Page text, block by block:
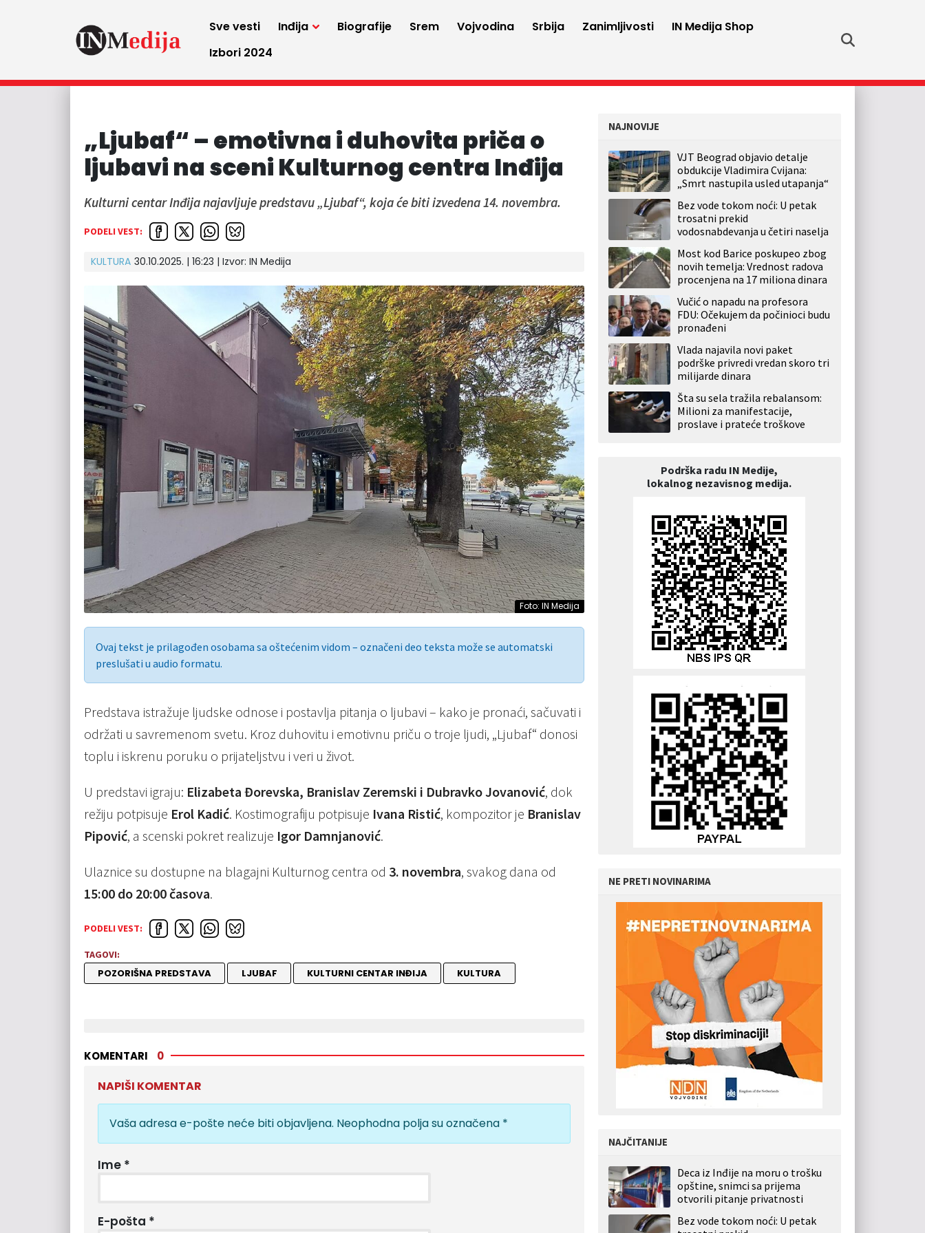
Sve vesti Inđija Biografije Srem Vojvodina Srbija Zanimljivosti
IN Medija Shop
Izbori 2024
„Ljubaf“ – emotivna i duhovita priča o
ljubavi na sceni Kulturnog centra Inđija
Kulturni centar Inđija najavljuje predstavu „Ljubaf“, koja će biti izvedena 14. novembra.
PODELI VEST:
KULTURA 30.10.2025. | 16:23 | Izvor: IN Medija
Foto: IN Medija
Ovaj tekst je prilagođen osobama sa oštećenim vidom – označeni deo teksta može se automatski
preslušati u audio formatu.
Predstava istražuje ljudske odnose i postavlja pitanja o ljubavi – kako je pronaći, sačuvati i
održati u savremenom svetu. Kroz duhovitu i emotivnu priču o troje ljudi, „Ljubaf“ donosi
toplu i iskrenu poruku o prijateljstvu i veri u život.
U predstavi igraju: Elizabeta Đorevska, Branislav Zeremski i Dubravko Jovanović, dok
režiju potpisuje Erol Kadić. Kostimografiju potpisuje Ivana Ristić, kompozitor je Branislav
Pipović, a scenski pokret realizuje Igor Damnjanović.
Ulaznice su dostupne na blagajni Kulturnog centra od 3. novembra, svakog dana od
15:00 do 20:00 časova.
PODELI VEST:
TAGOVI:
POZORIŠNA PREDSTAVA LJUBAF KULTURNI CENTAR INĐIJA KULTURA
KOMENTARI 0
NAPIŠI KOMENTAR
Vaša adresa e-pošte neće biti objavljena. Neophodna polja su označena *
Ime *
E-pošta *
NAJNOVIJE
VJT Beograd objavio detalje
obdukcije Vladimira Cvijana:
„Smrt nastupila usled utapanja“
Bez vode tokom noći: U petak
trosatni prekid
vodosnabdevanja u četiri naselja
Most kod Barice poskupeo zbog
novih temelja: Vrednost radova
procenjena na 17 miliona dinara
Vučić o napadu na profesora
FDU: Očekujem da počinioci budu
pronađeni
Vlada najavila novi paket
podrške privredi vredan skoro tri
milijarde dinara
Šta su sela tražila rebalansom:
Milioni za manifestacije,
proslave i prateće troškove
Podrška radu IN Medije,
lokalnog nezavisnog medija.
NE PRETI NOVINARIMA
NAJČITANIJE
Deca iz Inđije na moru o trošku
opštine, snimci sa prijema
otvorili pitanje privatnosti
Bez vode tokom noći: U petak